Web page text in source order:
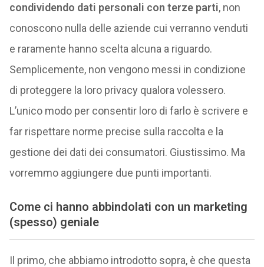
condividendo dati personali con terze parti, non
conoscono nulla delle aziende cui verranno venduti
e raramente hanno scelta alcuna a riguardo.
Semplicemente, non vengono messi in condizione
di proteggere la loro privacy qualora volessero.
L’unico modo per consentir loro di farlo è scrivere e
far rispettare norme precise sulla raccolta e la
gestione dei dati dei consumatori. Giustissimo. Ma
vorremmo aggiungere due punti importanti.
Come ci hanno abbindolati con un marketing
(spesso) geniale
Il primo, che abbiamo introdotto sopra, è che questa